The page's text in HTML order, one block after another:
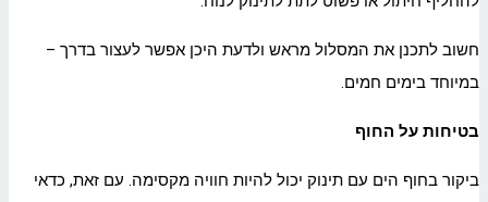
חשוב לתכנן את המסלול מראש ולדעת היכן אפשר לעצור בדרך –
במיוחד בימים חמים.
בטיחות על החוף
ביקור בחוף הים עם תינוק יכול להיות חוויה מקסימה. עם זאת, כדאי